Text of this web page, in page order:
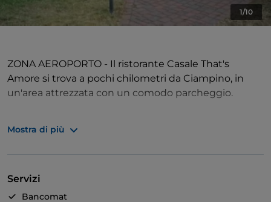
1/10
ZONA AEROPORTO - Il ristorante Casale That's
Amore si trova a pochi chilometri da Ciampino, in
un'area attrezzata con un comodo parcheggio.
nel forno a legna, leggere e digeribili, ai golosi fritti,
fagioli con le cotiche.
Mostra di più
Servizi
Bancomat